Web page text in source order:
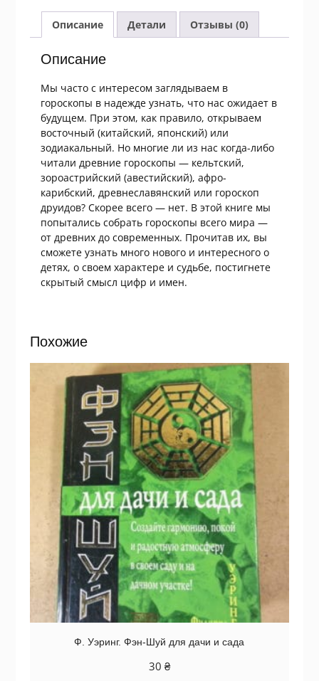
Описание Детали Отзывы (0)
Описание
Мы часто с интересом заглядываем в
гороскопы в надежде узнать, что нас ожидает в
будущем. При этом, как правило, открываем
восточный (китайский, японский) или
зодиакальный. Но многие ли из нас когда-либо
читали древние гороскопы — кельтский,
зороастрийский (авестийский), афро-
карибский, древнеславянский или гороскоп
друидов? Скорее всего — нет. В этой книге мы
попытались собрать гороскопы всего мира —
от древних до современных. Прочитав их, вы
сможете узнать много нового и интересного о
детях, о своем характере и судьбе, постигнете
скрытый смысл цифр и имен.
Похожие
Ф. Уэринг. Фэн-Шуй для дачи и сада
30 ₴